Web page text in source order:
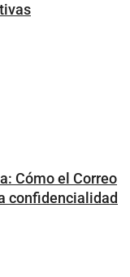
Cómo el Correo
confidencialidad